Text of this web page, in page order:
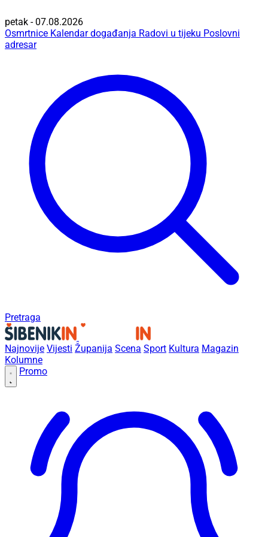
petak - 07.08.2026
Osmrtnice Kalendar događanja Radovi u tijeku Poslovni
adresar
Pretraga
Najnovije Vijesti Županija Scena Sport Kultura Magazin
Kolumne
Promo